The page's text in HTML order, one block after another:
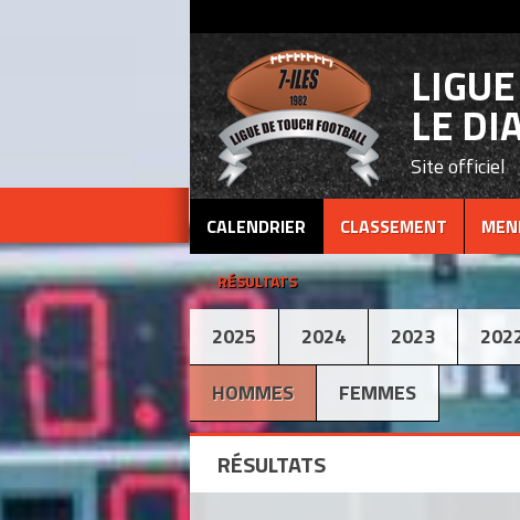
LE
Site officiel
CALENDRIER CLASSEMENT
RÉSULTATS
2025 2024 2023
HOMMES
FEMMES
RÉSULTATS